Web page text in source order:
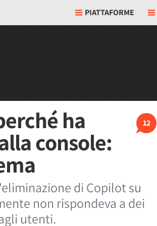
PIATTAFORME
12
ha
console:
di Copilot su
non rispondeva a dei
utenti.